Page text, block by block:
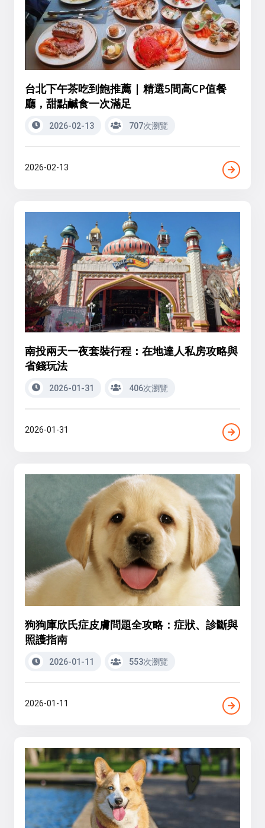
台北下午茶吃到飽推薦 | 精選5間高CP值餐
廳，甜點鹹食一次滿足
2026-02-13 707次瀏覽
2026-02-13
南投兩天一夜套裝行程：在地達人私房攻略與
省錢玩法
2026-01-31 406次瀏覽
2026-01-31
狗狗庫欣氏症皮膚問題全攻略：症狀、診斷與
照護指南
2026-01-11 553次瀏覽
2026-01-11